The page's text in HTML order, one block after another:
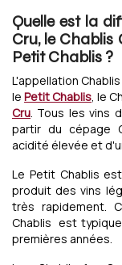
Quelle est la
Cru, le Chablis
Petit Chablis ?
L'appellation
le Petit Chablis, le
Cru. Tous les vins
partir du cépage
acidité élevée et
Le Petit Chablis
produit des vins
très rapidement.
Chablis est
premières années.